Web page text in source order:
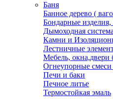
Баня
Банное дерево (
Бондарные
Дымоходная система
Камни и
Лестничные
Мебель, окна,двери
Огнеупорные смеси
Печи и баки
Печное литье
Термостойкая эмаль